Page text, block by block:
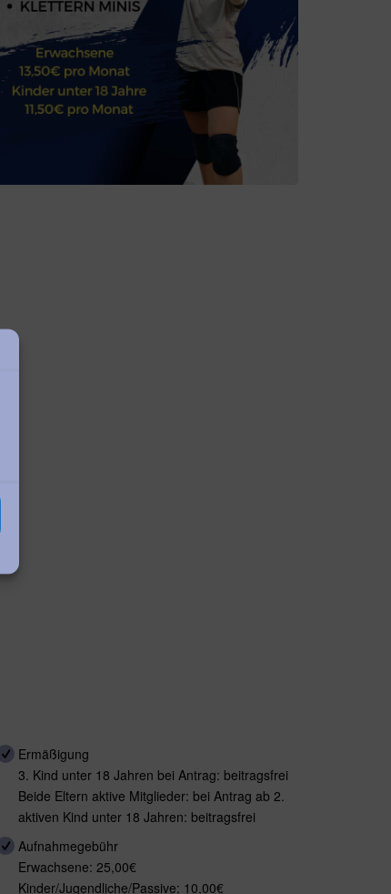
Ermäßigung
3. Kind unter 18 Jahren bei Antrag: beitragsfrei
Beide Eltern aktive Mitglieder: bei Antrag ab 2.
aktiven Kind unter 18 Jahren: beitragsfrei
Aufnahmegebühr
Erwachsene: 25,00€
Kinder/Jugendliche/Passive: 10,00€